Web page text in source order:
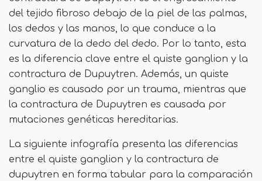
del tejido fibroso debajo de la piel de las palmas,
los dedos y las manos, lo que conduce a la
curvatura de la dedo del dedo. Por lo tanto, esta
es la diferencia clave entre el quiste ganglion y la
contractura de Dupuytren. Además, un quiste
ganglio es causado por un trauma, mientras que
la contractura de Dupuytren es causada por
mutaciones genéticas hereditarias.
La siguiente infografía presenta las diferencias
entre el quiste ganglion y la contractura de
dupuytren en forma tabular para la comparación